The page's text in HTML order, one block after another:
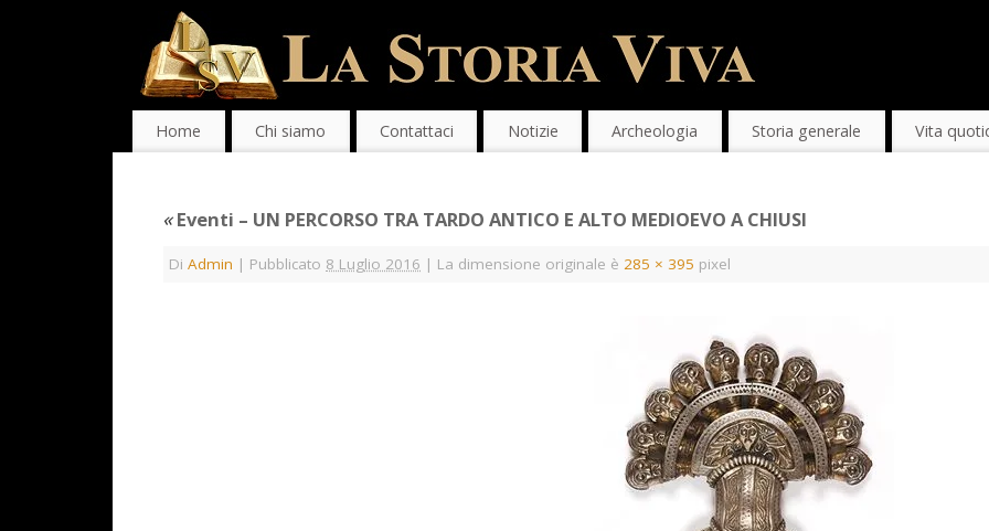
Home Chi siamo Contattaci Notizie Archeologia Storia generale Vita
«Eventi – UN PERCORSO TRA TARDO ANTICO E ALTO MEDIOEVO A CHIUSI
Di Admin | Pubblicato 8 Luglio 2016 | La dimensione originale è 285 × 395 pixel